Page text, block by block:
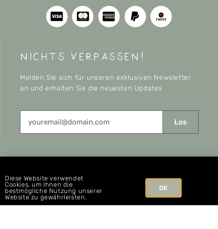
nichts verpassen!
Melden Sie sich für unseren exklusiven Newsletter
an und erhalten Sie die neuesten Updates
Los
CONNECT
Diese Website verwendet
Cookies, um Ihnen die
bestmögliche Nutzung unserer
Website zu gewährleisten.
OK